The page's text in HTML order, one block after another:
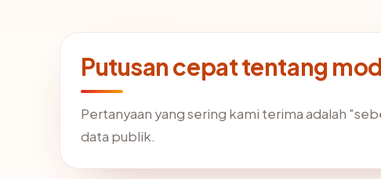
Putusan cepat tentang
Pertanyaan yang sering kami terima adalah
data publik.